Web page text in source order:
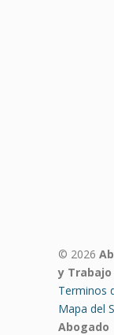
© 2026
y Trabajo
Terminos
Mapa del